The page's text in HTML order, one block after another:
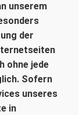
unserem
der
ohne jede
Sofern
unseres
in